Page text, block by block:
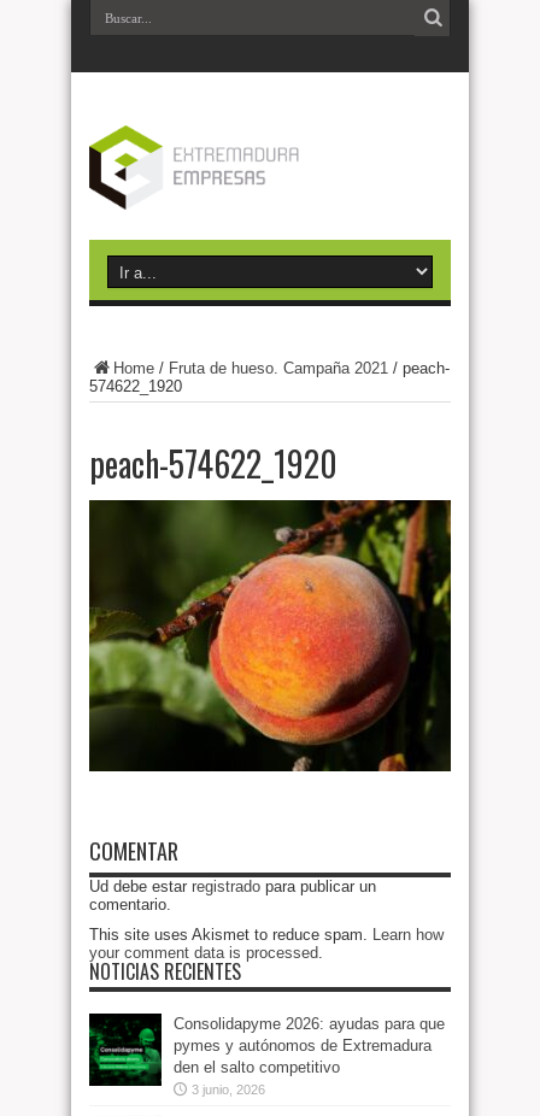
Home / Fruta de hueso. Campaña 2021 / peach-
574622_1920
peach-574622_1920
COMENTAR
Ud debe estar registrado para publicar un
comentario.
This site uses Akismet to reduce spam. Learn how
your comment data is processed.
NOTICIAS RECIENTES
Consolidapyme 2026: ayudas para que
pymes y autónomos de Extremadura
den el salto competitivo
3 junio, 2026